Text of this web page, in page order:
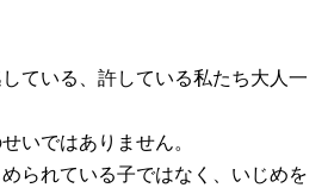
ている、許している私たち大人一
いではありません。
られている子ではなく、いじめを